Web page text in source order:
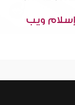
ويب